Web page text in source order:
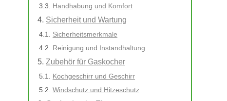
Handhabung und Komfort
Sicherheit und Wartung
Sicherheitsmerkmale
Reinigung und Instandhaltung
Zubehör für Gaskocher
Kochgeschirr und Geschirr
Windschutz und Hitzeschutz